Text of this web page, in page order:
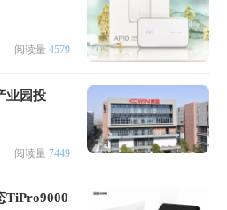
阅读量 4579
业园投
阅读量 7449
TiPro9000